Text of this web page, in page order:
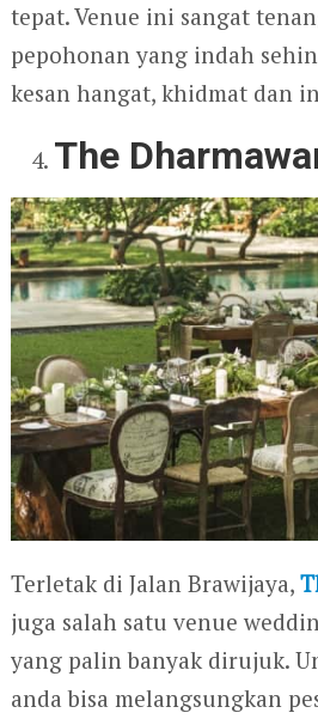
tepat. Venue ini sangat
pepohonan yang indah
kesan hangat, khidmat dan
The
Terletak di Jalan Brawijaya,
juga salah satu venue
yang palin banyak dirujuk.
anda bisa melangsungkan